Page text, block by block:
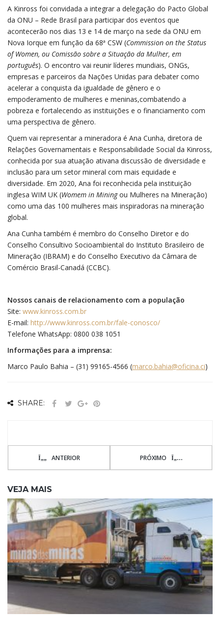
A Kinross foi convidada a integrar a delegação do Pacto Global
da ONU – Rede Brasil para participar dos eventos que
acontecerão nos dias 13 e 14 de março na sede da ONU em
Nova Iorque em função da 68ª CSW (Commission on the Status
of Women, ou Comissão sobre a Situação da Mulher, em
português). O encontro vai reunir líderes mundiais, ONGs,
empresas e parceiros da Nações Unidas para debater como
acelerar a conquista da igualdade de gênero e o
empoderamento de mulheres e meninas,combatendo a
pobreza e fortalecendo as instituições e o financiamento com
uma perspectiva de gênero.
Quem vai representar a mineradora é Ana Cunha, diretora de
Relações Governamentais e Responsabilidade Social da Kinross,
conhecida por sua atuação ativana discussão de diversidade e
inclusão para um setor mineral com mais equidade e
diversidade. Em 2020, Ana foi reconhecida pela instituição
inglesa WIM UK (Womem in Miningou Mulheres na Mineração)
como uma das 100 mulheres mais inspiradoras na mineração
global.
Ana Cunha também é membro do Conselho Diretor e do
Conselho Consultivo Socioambiental do Instituto Brasileiro de
Mineração (IBRAM) e do Conselho Executivo da Câmara de
Comércio Brasil-Canadá (CCBC).
Nossos canais de relacionamento com a população
Site: www.kinross.com.br
E-mail: http://www.kinross.com.br/fale-conosco/
Telefone WhatsApp: 0800 038 1051
Informações para a imprensa:
Marco Paulo Bahia – (31) 99165-4566 (marco.bahia@oficina.ci)
SHARE:
ANTERIOR PRÓXIMO
VEJA MAIS